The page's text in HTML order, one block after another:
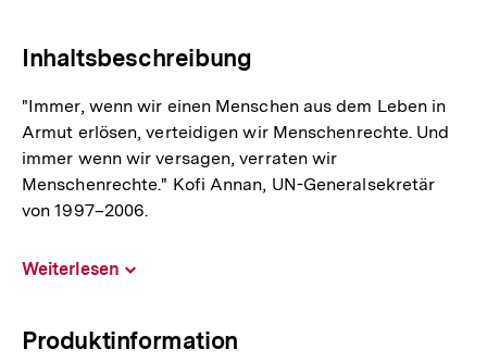
Inhaltsbeschreibung
"Immer, wenn wir einen Menschen aus dem Leben in
Armut erlösen, verteidigen wir Menschenrechte. Und
immer wenn wir versagen, verraten wir
Menschenrechte." Kofi Annan, UN-Generalsekretär
von 1997–2006.
Weiterlesen
Produktinformation